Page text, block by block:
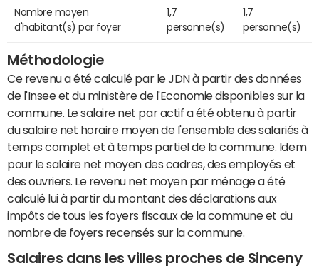
Nombre moyen
d'habitant(s) par foyer
1,7
personne(s)
1,7
personne(s)
Méthodologie
Ce revenu a été calculé par le JDN à partir des données
de l'Insee et du ministère de l'Economie disponibles sur la
commune. Le salaire net par actif a été obtenu à partir
du salaire net horaire moyen de l'ensemble des salariés à
temps complet et à temps partiel de la commune. Idem
pour le salaire net moyen des cadres, des employés et
des ouvriers. Le revenu net moyen par ménage a été
calculé lui à partir du montant des déclarations aux
impôts de tous les foyers fiscaux de la commune et du
nombre de foyers recensés sur la commune.
Salaires dans les villes proches de Sinceny